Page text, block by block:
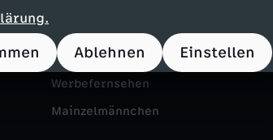
Ablehnen Einstellen
ZDF goes Schule
Werbefernsehen
Mainzelmännchen